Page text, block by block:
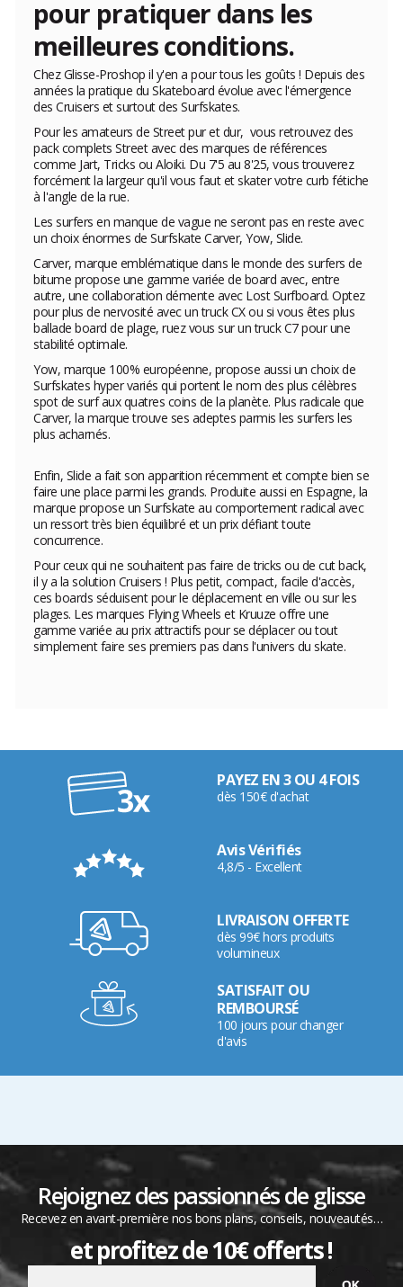
pour pratiquer dans les
meilleures conditions.
Chez Glisse-Proshop il y'en a pour tous les goûts ! Depuis des
années la pratique du Skateboard évolue avec l'émergence
des Cruisers et surtout des Surfskates.
Pour les amateurs de Street pur et dur, vous retrouvez des
pack complets Street avec des marques de références
comme Jart, Tricks ou Aloiki. Du 7'5 au 8'25, vous trouverez
forcément la largeur qu'il vous faut et skater votre curb fétiche
à l'angle de la rue.
Les surfers en manque de vague ne seront pas en reste avec
un choix énormes de Surfskate Carver, Yow, Slide.
Carver, marque emblématique dans le monde des surfers de
bitume propose une gamme variée de board avec, entre
autre, une collaboration démente avec Lost Surfboard. Optez
pour plus de nervosité avec un truck CX ou si vous êtes plus
ballade board de plage, ruez vous sur un truck C7 pour une
stabilité optimale.
Yow, marque 100% européenne, propose aussi un choix de
Surfskates hyper variés qui portent le nom des plus célèbres
spot de surf aux quatres coins de la planète. Plus radicale que
Carver, la marque trouve ses adeptes parmis les surfers les
plus acharnés.
Enfin, Slide a fait son apparition récemment et compte bien se
faire une place parmi les grands. Produite aussi en Espagne, la
marque propose un Surfskate au comportement radical avec
un ressort très bien équilibré et un prix défiant toute
concurrence.
Pour ceux qui ne souhaitent pas faire de tricks ou de cut back,
il y a la solution Cruisers ! Plus petit, compact, facile d'accès,
ces boards séduisent pour le déplacement en ville ou sur les
plages. Les marques Flying Wheels et Kruuze offre une
gamme variée au prix attractifs pour se déplacer ou tout
simplement faire ses premiers pas dans l'univers du skate.
PAYEZ EN 3 OU 4 FOIS
dès 150€ d'achat
Avis Vérifiés
4,8/5 - Excellent
LIVRAISON OFFERTE
dès 99€ hors produits
volumineux
SATISFAIT OU
REMBOURSÉ
100 jours pour changer
d'avis
Rejoignez des passionnés de glisse
Recevez en avant-première nos bons plans, conseils, nouveautés…
et profitez de 10€ offerts !